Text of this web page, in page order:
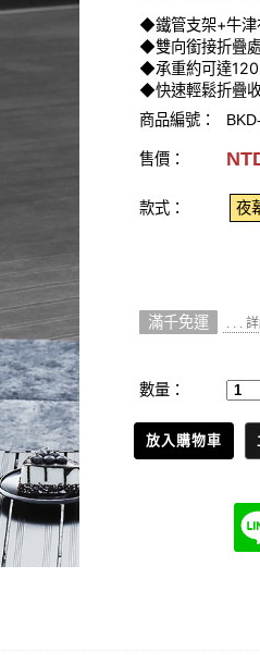
◆鐵管支架+牛津
◆雙向銜接折疊
◆承重約可達
◆快速輕鬆折疊
商品編號：
售價：
款式： 夜
滿千免運 . . .
數量：
放入購物車